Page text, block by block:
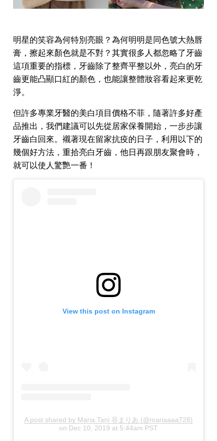
明星的笑容為何特別亮眼？為何明明是同色號大熱唇
膏，擦起來顏色就是不對？其實很多人都忽略了牙齒
這項重要的指標，牙齒除了整齊平整以外，亮白的牙
齒更能凸顯口紅的顏色，也能讓整體妝容看起來更乾
淨。
但許多專業牙醫的美白項目價格不菲，隨著許多好產
品推出，我們建議可以先從居家保養開始，一步步讓
牙齒白回來。襯著現在留家抗疫的日子，利用以下的
幾個好方法，重拾亮白牙齒，他日再跟朋友聚會時，
就可以使人驚艷一番！
View this post on Instagram
A post shared by Maria.Tani 谷まりあ (@mariaaaa728)
on Dec 10, 2019 at 5:44am PST